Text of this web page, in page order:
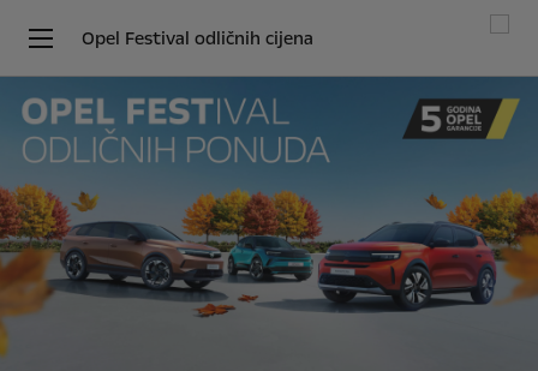
Opel Festival odličnih cijena